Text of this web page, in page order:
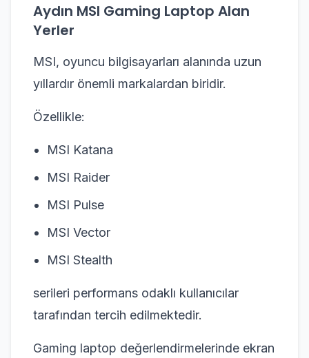
Aydın MSI Gaming Laptop Alan
Yerler
MSI, oyuncu bilgisayarları alanında uzun
yıllardır önemli markalardan biridir.
Özellikle:
MSI Katana
MSI Raider
MSI Pulse
MSI Vector
MSI Stealth
serileri performans odaklı kullanıcılar
tarafından tercih edilmektedir.
Gaming laptop değerlendirmelerinde ekran